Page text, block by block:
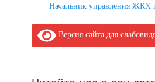
Начальник управления ЖКХ
Версия сайта для